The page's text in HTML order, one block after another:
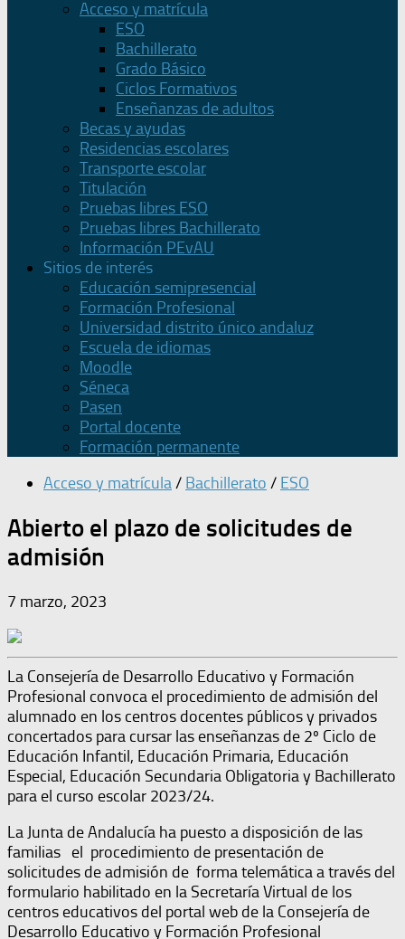
Acceso y matrícula
ESO
Bachillerato
Grado Básico
Ciclos Formativos
Enseñanzas de adultos
Becas y ayudas
Residencias escolares
Transporte escolar
Titulación
Pruebas libres ESO
Pruebas libres Bachillerato
Información PEvAU
Sitios de interés
Educación semipresencial
Formación Profesional
Universidad distrito único andaluz
Escuela de idiomas
Moodle
Séneca
Pasen
Portal docente
Formación permanente
Acceso y matrícula/ Bachillerato / ESO
Abierto el plazo de solicitudes de
admisión
7 marzo, 2023
La Consejería de Desarrollo Educativo y Formación
Profesional convoca el procedimiento de admisión del
alumnado en los centros docentes públicos y privados
concertados para cursar las enseñanzas de 2º Ciclo de
Educación Infantil, Educación Primaria, Educación
Especial, Educación Secundaria Obligatoria y Bachillerato
para el curso escolar 2023/24.
La Junta de Andalucía ha puesto a disposición de las
familias el procedimiento de presentación de
solicitudes de admisión de forma telemática a través del
formulario habilitado en la Secretaría Virtual de los
centros educativos del portal web de la Consejería de
Desarrollo Educativo y Formación Profesional